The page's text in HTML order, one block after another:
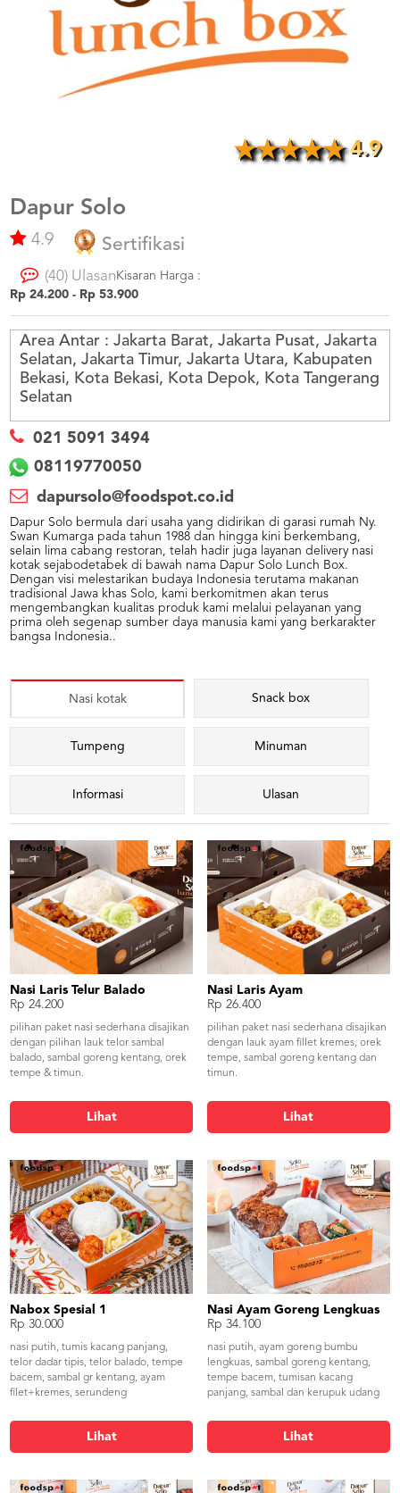
CATERERS
3494
LOGIN
DAFTAR
4.9
Dapur Solo
4.9 Sertifikasi
(40) Ulasan Kisaran Harga :
Rp 24.200 - Rp 53.900
Area Antar : Jakarta Barat, Jakarta Pusat, Jakarta
Selatan, Jakarta Timur, Jakarta Utara, Kabupaten
Bekasi, Kota Bekasi, Kota Depok, Kota Tangerang
Selatan
021 5091 3494
08119770050
dapursolo@foodspot.co.id
Dapur Solo bermula dari usaha yang didirikan di garasi rumah Ny.
Swan Kumarga pada tahun 1988 dan hingga kini berkembang,
selain lima cabang restoran, telah hadir juga layanan delivery nasi
kotak sejabodetabek di bawah nama Dapur Solo Lunch Box.
Dengan visi melestarikan budaya Indonesia terutama makanan
tradisional Jawa khas Solo, kami berkomitmen akan terus
mengembangkan kualitas produk kami melalui pelayanan yang
prima oleh segenap sumber daya manusia kami yang berkarakter
bangsa Indonesia..
Nasi kotak Snack box
Tumpeng Minuman
Informasi Ulasan
Nasi Laris Telur Balado
Rp 24.200
pilihan paket nasi sederhana disajikan
dengan pilihan lauk telor sambal
balado, sambal goreng kentang, orek
tempe & timun.
Lihat
Nasi Laris Ayam
Rp 26.400
pilihan paket nasi sederhana disajikan
dengan lauk ayam fillet kremes, orek
tempe, sambal goreng kentang dan
timun.
Lihat
Nabox Spesial 1
Rp 30.000
nasi putih, tumis kacang panjang,
telor dadar tipis, telor balado, tempe
bacem, sambal gr kentang, ayam
filet+kremes, serundeng
Lihat
Nasi Ayam Goreng Lengkuas
Rp 34.100
nasi putih, ayam goreng bumbu
lengkuas, sambal goreng kentang,
tempe bacem, tumisan kacang
panjang, sambal dan kerupuk udang
Lihat